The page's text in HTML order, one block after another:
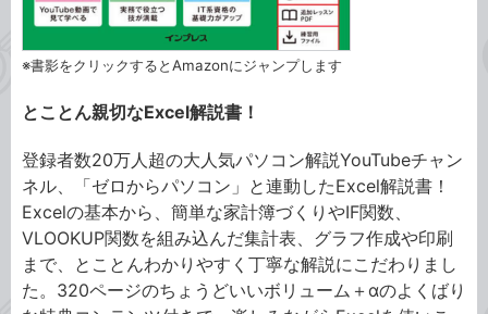
※書影をクリックするとAmazonにジャンプします
とことん親切なExcel解説書！
登録者数20万人超の大人気パソコン解説YouTubeチャン
ネル、「ゼロからパソコン」と連動したExcel解説書！
Excelの基本から、簡単な家計簿づくりやIF関数、
VLOOKUP関数を組み込んだ集計表、グラフ作成や印刷
まで、とことんわかりやすく丁寧な解説にこだわりまし
た。320ページのちょうどいいボリューム＋αのよくばり